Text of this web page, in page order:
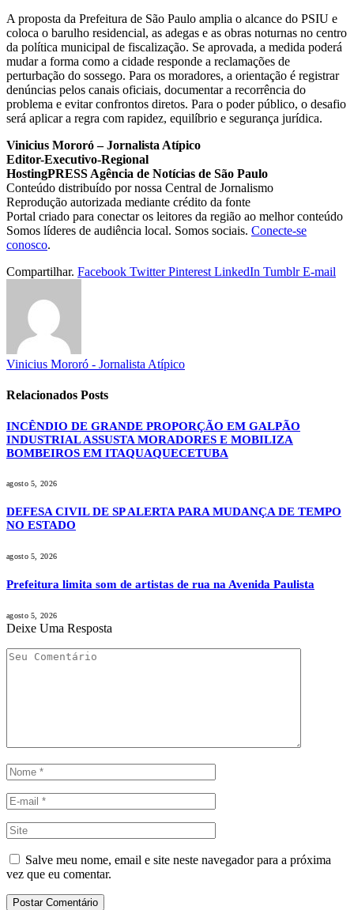
A proposta da Prefeitura de São Paulo amplia o alcance do PSIU e
coloca o barulho residencial, as adegas e as obras noturnas no centro
da política municipal de fiscalização. Se aprovada, a medida poderá
mudar a forma como a cidade responde a reclamações de
perturbação do sossego. Para os moradores, a orientação é registrar
denúncias pelos canais oficiais, documentar a recorrência do
problema e evitar confrontos diretos. Para o poder público, o desafio
será aplicar a regra com rapidez, equilíbrio e segurança jurídica.
Vinicius Mororó – Jornalista Atípico
Editor-Executivo-Regional
HostingPRESS Agência de Notícias de São Paulo
Conteúdo distribuído por nossa Central de Jornalismo
Reprodução autorizada mediante crédito da fonte
Portal criado para conectar os leitores da região ao melhor conteúdo
Somos líderes de audiência local. Somos sociais. Conecte-se
conosco.
Compartilhar. Facebook Twitter Pinterest LinkedIn Tumblr E-mail
Vinicius Mororó - Jornalista Atípico
Relacionados Posts
INCÊNDIO DE GRANDE PROPORÇÃO EM GALPÃO
INDUSTRIAL ASSUSTA MORADORES E MOBILIZA
BOMBEIROS EM ITAQUAQUECETUBA
agosto 5, 2026
DEFESA CIVIL DE SP ALERTA PARA MUDANÇA DE TEMPO
NO ESTADO
agosto 5, 2026
Prefeitura limita som de artistas de rua na Avenida Paulista
agosto 5, 2026
Deixe Uma Resposta
Salve meu nome, email e site neste navegador para a próxima
vez que eu comentar.